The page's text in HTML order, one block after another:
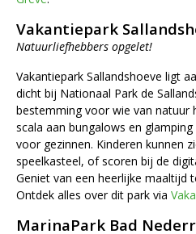
Vakantiepark
Natuurliefhebbers opgelet!
Vakantiepark Sallandshoeve ligt
dicht bij Nationaal Park de
bestemming voor wie van natuur
scala aan bungalows en
voor gezinnen. Kinderen kunnen
speelkasteel, of scoren bij de
Geniet van een heerlijke maaltijd
Ontdek alles over dit park via
MarinaPark Bad